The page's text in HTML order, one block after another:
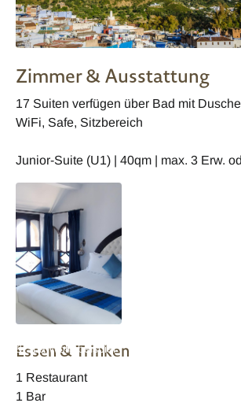
Zimmer & Ausstattung
17 Suiten verfügen über Bad mit
WiFi, Safe, Sitzbereich
Junior-Suite (U1) | 40qm | max. 3 Erw.
& Spa Wohnbeispiel
Essen & Trinken
1 Restaurant
1 Bar